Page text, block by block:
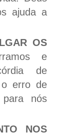
ajuda a
OS
e
de
erro de
para nós
NOS